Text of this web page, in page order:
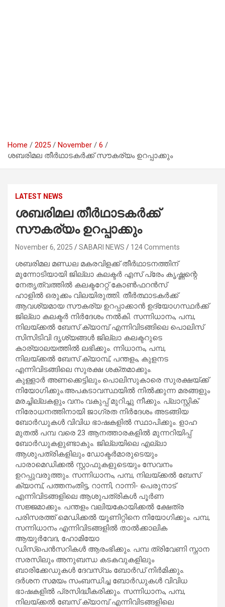
Home 2025 November
6
ശബരിമല തീര്‍ഥാടകര്‍ക്ക് സൗകര്യം ഉറപ്പാക്കും
LATEST NEWS
ശബരിമല തീര്‍ഥാടകര്‍ക്ക്
സൗകര്യം ഉറപ്പാക്കും
November 6, 2025 SABARI NEWS 124 Comments
ശബരിമല മണ്ഡല മകരവിളക്ക് തീര്‍ഥാടനത്തിന്
മുന്നോടിയായി ജില്ലാ കലക്ടര്‍ എസ് പ്രേം കൃഷ്ണന്റെ
നേതൃത്വത്തില്‍ കലക്ടറേറ്റ് കോണ്‍ഫറന്‍സ്
ഹാളില്‍ ഒരുക്കം വിലയിരുത്തി. തീര്‍ത്ഥാടകര്‍ക്ക്
ആവശ്യമായ സൗകര്യ ഉറപ്പാക്കാന്‍ ഉദ്യോഗസ്ഥര്‍ക്ക്
ജില്ലാ കലക്ടര്‍ നിര്‍ദേശം നല്‍കി. സന്നിധാനം, പമ്പ,
നിലയ്ക്കല്‍ ബേസ് ക്യാമ്പ് എന്നിവിടങ്ങിലെ പൊലിസ്
സിസിടിവി ദൃശ്യങ്ങള്‍ ജില്ലാ കലക്ടറുടെ
കാര്യാലയത്തില്‍ ലഭിക്കും. ന്നിധാനം, പമ്പ,
നിലയ്ക്കല്‍ ബേസ് ക്യാമ്പ്, പന്തളം, കുളനട
എന്നിവിടങ്ങിലെ സുരക്ഷ ശക്തമാക്കും.
കുള്ളാര്‍ അണക്കെട്ടിലും പൊലിസുകാരെ സുരക്ഷയ്ക്ക്
നിയോഗിക്കും.അപകടാവസ്ഥയില്‍ നില്‍ക്കുന്ന മരങ്ങളും
മരച്ചില്ലകളും വനം വകുപ്പ് മുറിച്ചു നീക്കും. പ്ലാസ്റ്റിക്
നിരോധനത്തിനായി ജാഗ്രത നിര്‍ദേശം അടങ്ങിയ
ബോര്‍ഡുകള്‍ വിവിധ ഭാഷകളില്‍ സ്ഥാപിക്കും. ളാഹ
മുതല്‍ പമ്പ വരെ 23 ആനത്താരകളില്‍ മുന്നറിയിപ്പ്
ബോര്‍ഡുകളുണ്ടാകും. ജില്ലയിലെ എല്ലാ
ആശുപത്രികളിലും ഡോക്ടര്‍മാരുടെയും
പാരാമെഡിക്കല്‍ സ്റ്റാഫുകളുടെയും സേവനം
ഉറപ്പുവരുത്തും. സന്നിധാനം, പമ്പ, നിലയ്ക്കല്‍ ബേസ്
ക്യാമ്പ്, പത്തനംതിട്ട, റാന്നി, റാന്നി- പെരുനാട്
എന്നിവിടങ്ങളിലെ ആശുപത്രികള്‍ പൂര്‍ണ
സജ്ജമാക്കും. പന്തളം വലിയകോയിക്കല്‍ ക്ഷേത്ര
പരിസരത്ത് മെഡിക്കല്‍ യൂണിറ്റിനെ നിയോഗിക്കും. പമ്പ,
സന്നിധാനം എന്നിവിടങ്ങളില്‍ താല്‍ക്കാലിക
ആയുര്‍വേദ, ഹോമിയോ
ഡിസ്പെന്‍സറികള്‍ ആരംഭിക്കും. പമ്പ ത്രിവേണി സ്നാന
സരസിലും അനുബന്ധ കടകവുകളിലും
ബാരിക്കേഡുകള്‍ ദേവസ്വം ബോര്‍ഡ് നിര്‍മിക്കും.
ദര്‍ശന സമയം സംബന്ധിച്ച ബോര്‍ഡുകള്‍ വിവിധ
ഭാഷകളില്‍ പ്രസിദ്ധീകരിക്കും. സന്നിധാനം, പമ്പ,
നിലയ്ക്കല്‍ ബേസ് ക്യാമ്പ് എന്നിവിടങ്ങളിലെ